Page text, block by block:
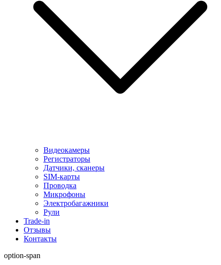
Видеокамеры
Регистраторы
Датчики, сканеры
SIM-карты
Проводка
Микрофоны
Электробагажники
Рули
Trade-in
Отзывы
Контакты
option-span